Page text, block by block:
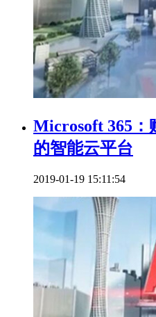
Microsoft 365：
的智能云平台
2019-01-19 15:11:54